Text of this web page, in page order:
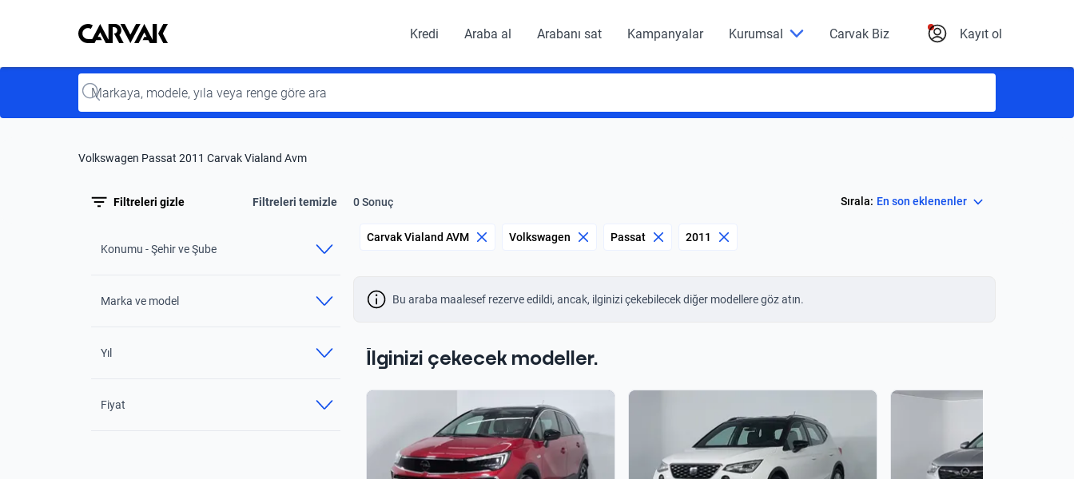
Kavak
Kavak Kredi Araba al Arabanı sat Kampanyalar Kurumsal Carvak Biz Kayıt ol
Input
Volkswagen Passat 2011 Carvak Vialand Avm
Filtreleri gizle Filtreleri temizle 0 Sonuç Sırala: En son eklenenler
Konumu - Şehir ve Şube
Marka ve model
Yıl
Fiyat
Carvak Vialand AVM Volkswagen Passat 2011
Bu araba maalesef rezerve edildi, ancak, ilginizi çekebilecek diğer modellere göz atın.
İlginizi çekecek modeller.